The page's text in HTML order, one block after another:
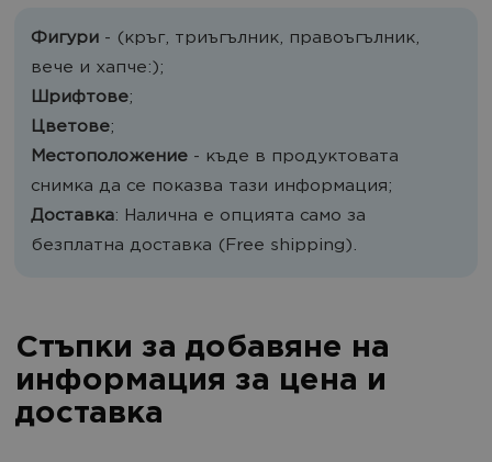
Фигури - (кръг, триъгълник, правоъгълник,
вече и хапче:);
Шрифтове;
Цветове;
Местоположение - къде в продуктовата
снимка да се показва тази информация;
Доставка: Налична е опцията само за
безплатна доставка (Free shipping).
Стъпки за добавяне на
информация за цена и
доставка